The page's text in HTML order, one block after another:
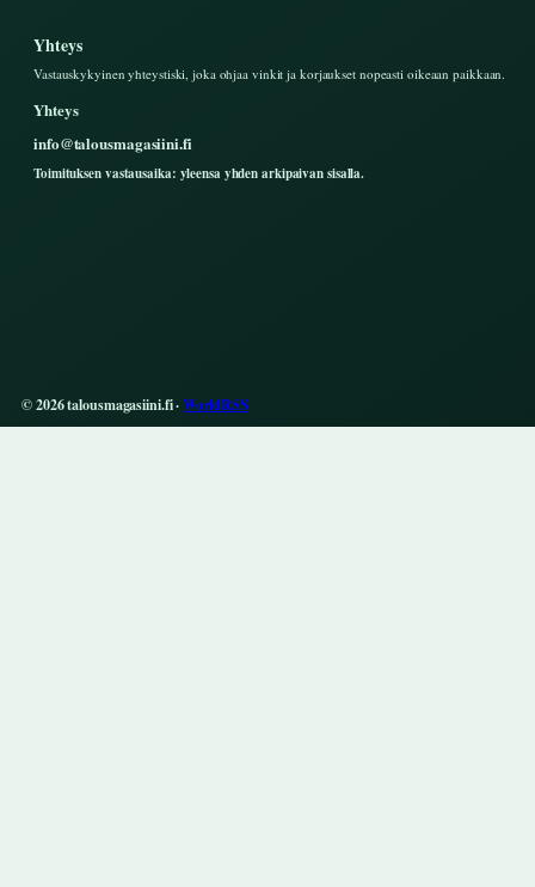
Yhteys
Vastauskykyinen yhteystiski, joka ohjaa vinkit ja korjaukset nopeasti oikeaan paikkaan.
Yhteys
info@talousmagasiini.fi
Toimituksen vastausaika: yleensa yhden arkipaivan sisalla.
© 2026 talousmagasiini.fi ·WorldRSS